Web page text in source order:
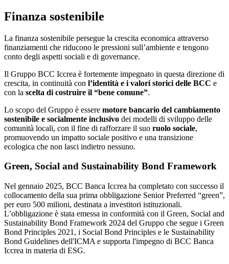
Finanza sostenibile
La finanza sostenibile persegue la crescita economica attraverso
finanziamenti che riducono le pressioni sull’ambiente e tengono
conto degli aspetti sociali e di governance.
Il Gruppo BCC Iccrea è fortemente impegnato in questa direzione di
crescita, in continuità con l’identità e i valori storici delle BCC e
con la scelta di costruire il “bene comune”.
Lo scopo del Gruppo è essere motore bancario del cambiamento
sostenibile e socialmente inclusivo dei modelli di sviluppo delle
comunità locali, con il fine di rafforzare il suo ruolo sociale,
promuovendo un impatto sociale positivo e una transizione
ecologica che non lasci indietro nessuno.
Green, Social and Sustainability Bond Framework
Nel gennaio 2025, BCC Banca Iccrea ha completato con successo il
collocamento della sua prima obbligazione Senior Preferred “green”,
per euro 500 milioni, destinata a investitori istituzionali.
L’obbligazione è stata emessa in conformità con il Green, Social and
Sustainability Bond Framework 2024 del Gruppo che segue i Green
Bond Principles 2021, i Social Bond Principles e le Sustainability
Bond Guidelines dell'ICMA e supporta l'impegno di BCC Banca
Iccrea in materia di ESG.